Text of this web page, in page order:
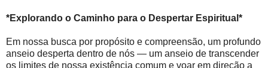
*Explorando o Caminho para o Despertar Espiritual*
Em nossa busca por propósito e compreensão, um profundo
anseio desperta dentro de nós — um anseio de transcender
os limites de nossa existência comum e voar em direção a